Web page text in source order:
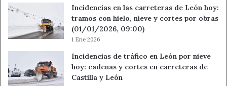
Incidencias en las carreteras de León hoy:
tramos con hielo, nieve y cortes por obras
(01/01/2026, 09:00)
1 Ene 2026
Incidencias de tráfico en León por nieve
hoy: cadenas y cortes en carreteras de
Castilla y León